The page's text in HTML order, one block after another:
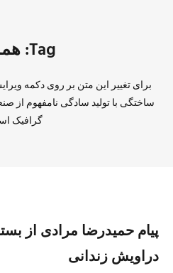
Tag: همدلی
برای تغییر این متن بر روی دکمه
ساختگی با تولید سادگی نامفهوم از
گرافیک
پیام حمیدرضا مرادی از
دراویش زندانی